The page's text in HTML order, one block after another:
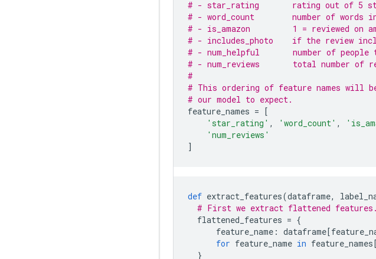
# - star_rating       rating out of 5
# - word_count        number of words
# - is_amazon         1 = reviewed on
# - includes_photo    if the review
# - num_helpful       number of
# - num_reviews       total number of
#
# This ordering of feature names will
# our model to expect.
feature_names = [
'star_rating' , 'word_count' ,
'num_reviews'
]
def extract_features(dataframe,
# First we extract flattened features.
flattened_features = {
feature_name : dataframe[
for feature_name in feature_names
}